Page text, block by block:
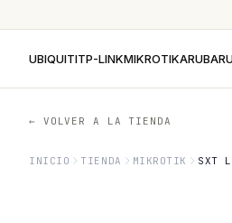
UBIQUITITP-LINKMIKROTIKARUBA
← VOLVER A LA TIENDA
INICIO TIENDA MIKROTIK SXT